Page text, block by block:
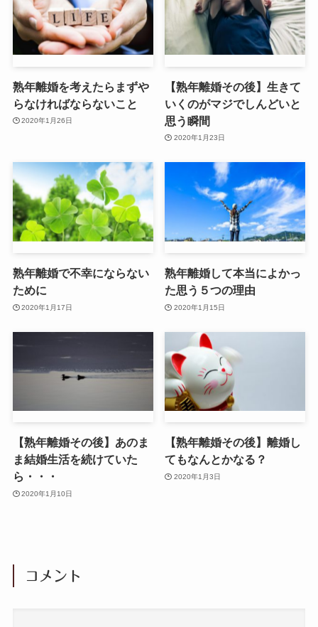
熟年離婚を考えたらまずや
らなければならないこと
2020年1月26日
【熟年離婚その後】生きて
いくのがマジでしんどいと
思う瞬間
2020年1月23日
熟年離婚で不幸にならない
ために
2020年1月17日
熟年離婚して本当によかっ
た思う５つの理由
2020年1月15日
【熟年離婚その後】あのま
ま結婚生活を続けていた
ら・・・
2020年1月10日
【熟年離婚その後】離婚し
てもなんとかなる？
2020年1月3日
コメント